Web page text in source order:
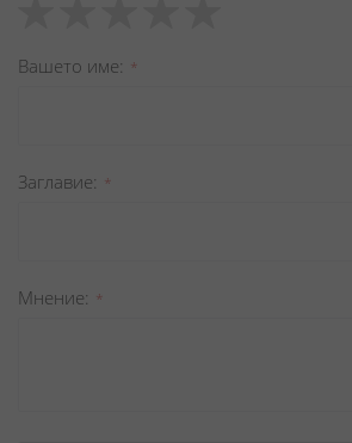
star
stars
stars
stars
stars
Вашето име
Заглавиe
Мнение